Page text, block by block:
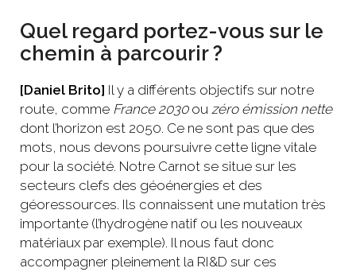
Quel regard portez-vous sur le
chemin à parcourir ?
[Daniel Brito] Il y a différents objectifs sur notre
route, comme France 2030ou zéro émission nette
dont l’horizon est 2050. Ce ne sont pas que des
mots, nous devons poursuivre cette ligne vitale
pour la société. Notre Carnot se situe sur les
secteurs clefs des géoénergies et des
géoressources. Ils connaissent une mutation très
importante (l’hydrogène natif ou les nouveaux
matériaux par exemple). Il nous faut donc
accompagner pleinement la RI&D sur ces